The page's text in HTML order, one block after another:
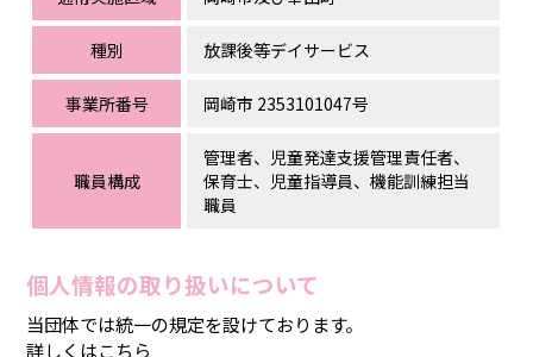
種別 放課後等デイサービス
事業所番号 岡崎市 2353101047号
職員構成
管理者、児童発達支援管理責任者、
保育士、児童指導員、機能訓練担当
職員
個人情報の取り扱いについて
当団体では統一の規定を設けております。
詳しくはこちら